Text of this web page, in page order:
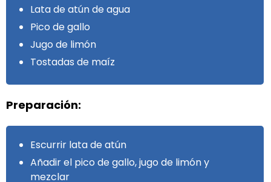
Lata de atún de agua
Pico de gallo
Jugo de limón
Tostadas de maíz
Preparación:
Escurrir lata de atún
Añadir el pico de gallo, jugo de limón y
mezclar